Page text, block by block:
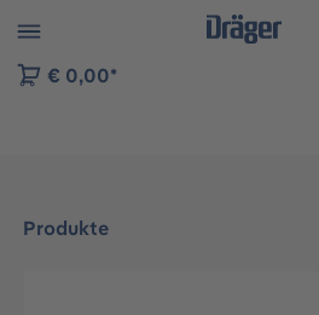
der B2B-Plattform springen
€ 0,00*
Produkte